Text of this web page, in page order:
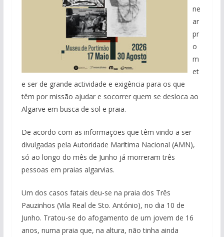
ne
ar
pr
o
m
et
e ser de grande actividade e exigência para os que
têm por missão ajudar e socorrer quem se desloca ao
Algarve em busca de sol e praia.
De acordo com as informações que têm vindo a ser
divulgadas pela Autoridade Marítima Nacional (AMN),
só ao longo do mês de Junho já morreram três
pessoas em praias algarvias.
Um dos casos fatais deu-se na praia dos Três
Pauzinhos (Vila Real de Sto. António), no dia 10 de
Junho. Tratou-se do afogamento de um jovem de 16
anos, numa praia que, na altura, não tinha ainda